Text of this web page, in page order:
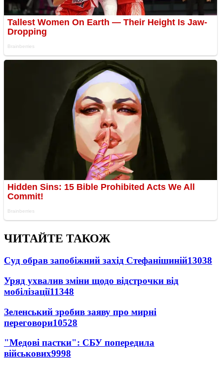
ЧИТАЙТЕ ТАКОЖ
Суд обрав запобіжний захід Стефанішиній13038
Уряд ухвалив зміни щодо відстрочки від
мобілізації11348
Зеленський зробив заяву про мирні
переговори10528
"Медові пастки": СБУ попередила
військових9998